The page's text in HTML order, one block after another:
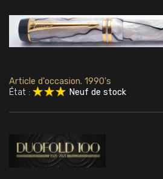
Article d'occasion. 1990's
État :
Neuf de stock